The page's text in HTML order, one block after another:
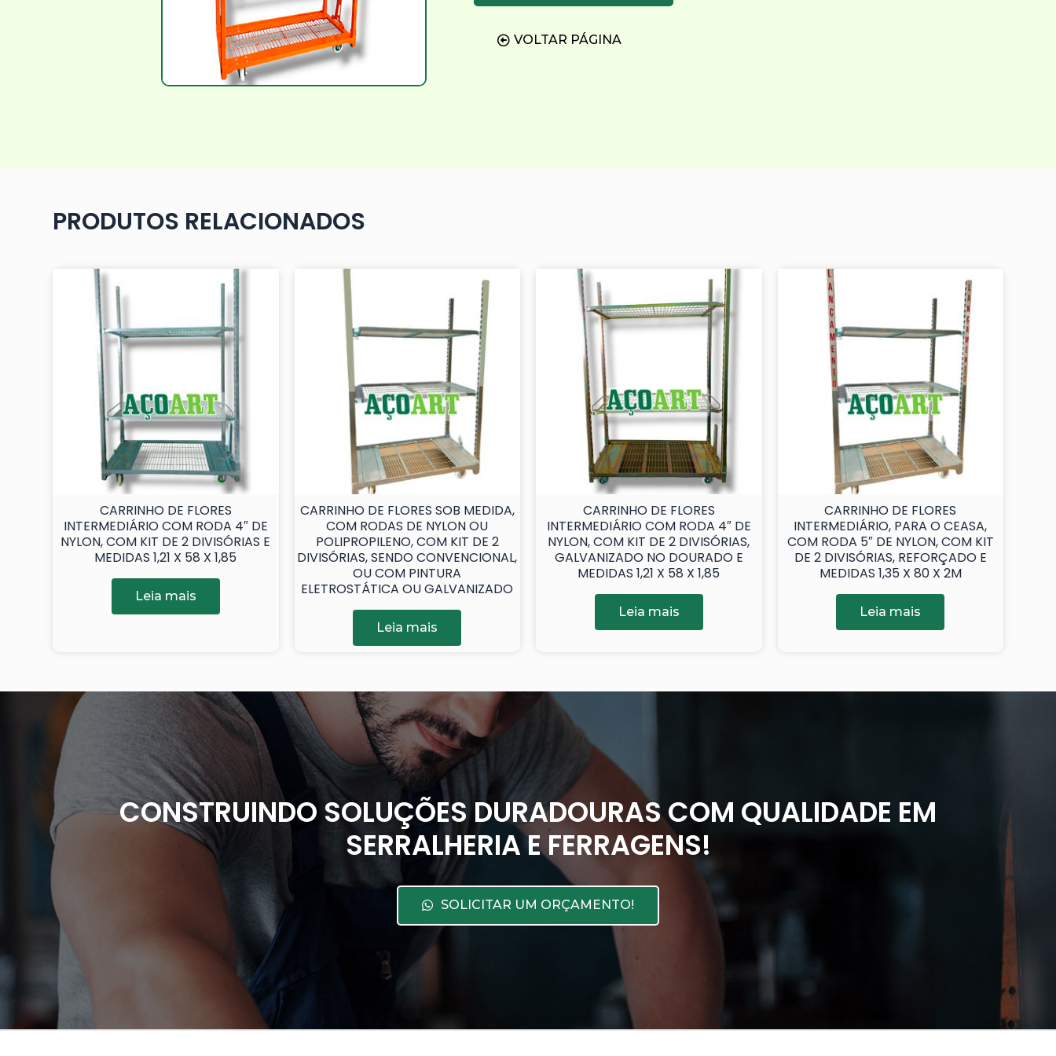
VOLTAR PÁGINA
PRODUTOS RELACIONADOS
CARRINHO DE FLORES
INTERMEDIÁRIO COM RODA 4″ DE
NYLON, COM KIT DE 2 DIVISÓRIAS E
MEDIDAS 1,21 X 58 X 1,85
Leia mais
CARRINHO DE FLORES SOB MEDIDA,
COM RODAS DE NYLON OU
POLIPROPILENO, COM KIT DE 2
DIVISÓRIAS, SENDO CONVENCIONAL,
OU COM PINTURA
ELETROSTÁTICA OU GALVANIZADO
Leia mais
CARRINHO DE FLORES
INTERMEDIÁRIO COM RODA 4″ DE
NYLON, COM KIT DE 2 DIVISÓRIAS,
GALVANIZADO NO DOURADO E
MEDIDAS 1,21 X 58 X 1,85
Leia mais
CARRINHO DE FLORES
INTERMEDIÁRIO, PARA O CEASA,
COM RODA 5″ DE NYLON, COM KIT
DE 2 DIVISÓRIAS, REFORÇADO E
MEDIDAS 1,35 X 80 X 2M
Leia mais
CONSTRUINDO SOLUÇÕES DURADOURAS COM QUALIDADE EM
SERRALHERIA E FERRAGENS!
SOLICITAR UM ORÇAMENTO!